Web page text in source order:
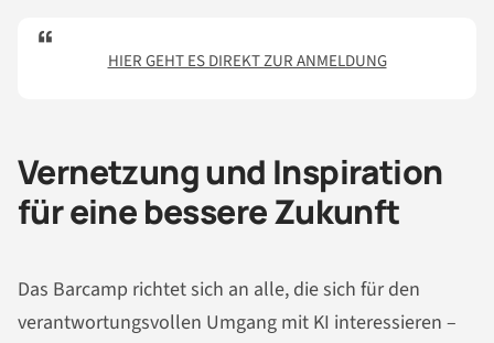
HIER GEHT ES DIREKT ZUR ANMELDUNG
Vernetzung und Inspiration
für eine bessere Zukunft
Das Barcamp richtet sich an alle, die sich für den
verantwortungsvollen Umgang mit KI interessieren –